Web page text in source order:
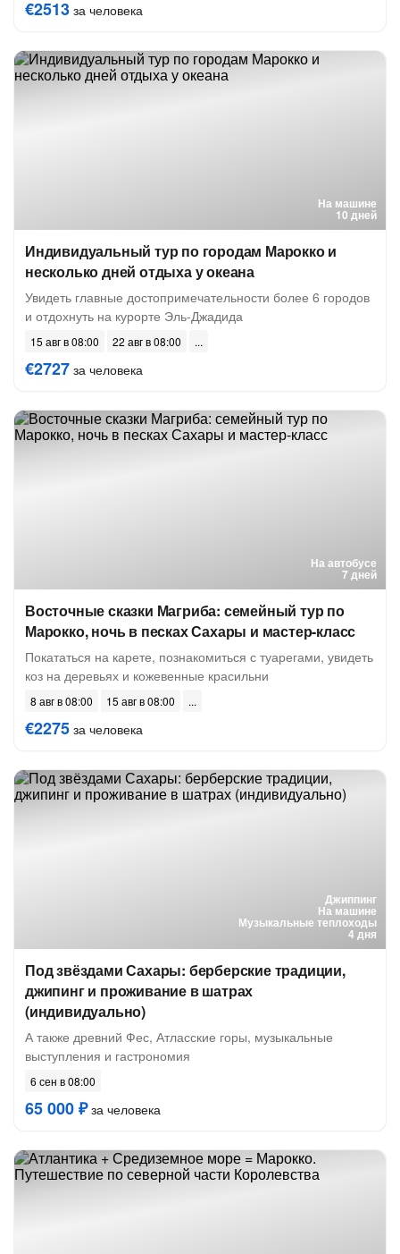
€2513 за человека
На машине
10 дней
Индивидуальный тур по городам Марокко и
несколько дней отдыха у океана
Увидеть главные достопримечательности более 6 городов
и отдохнуть на курорте Эль-Джадида
15 авг в 08:00 22 авг в 08:00
€2727 за человека
На автобусе
7 дней
Восточные сказки Магриба: семейный тур по
Марокко, ночь в песках Сахары и мастер-класс
Покататься на карете, познакомиться с туарегами, увидеть
коз на деревьях и кожевенные красильни
8 авг в 08:00 15 авг в 08:00
€2275 за человека
Джиппинг
На машине
Музыкальные теплоходы
4 дня
Под звёздами Сахары: берберские традиции,
джипинг и проживание в шатрах
(индивидуально)
А также древний Фес, Атласские горы, музыкальные
выступления и гастрономия
6 сен в 08:00
65 000 ₽за человека